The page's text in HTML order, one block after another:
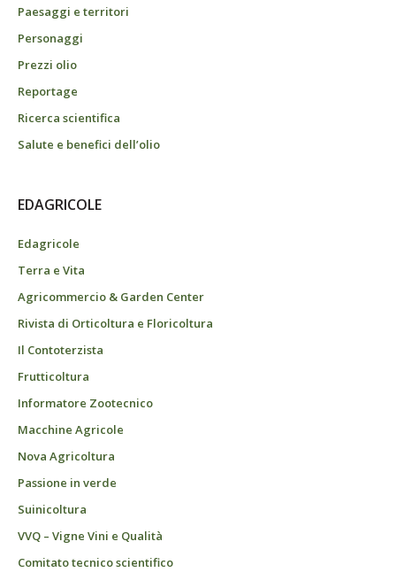
Paesaggi e territori
Personaggi
Prezzi olio
Reportage
Ricerca scientifica
Salute e benefici dell’olio
EDAGRICOLE
Edagricole
Terra e Vita
Agricommercio & Garden Center
Rivista di Orticoltura e Floricoltura
Il Contoterzista
Frutticoltura
Informatore Zootecnico
Macchine Agricole
Nova Agricoltura
Passione in verde
Suinicoltura
VVQ – Vigne Vini e Qualità
Comitato tecnico scientifico